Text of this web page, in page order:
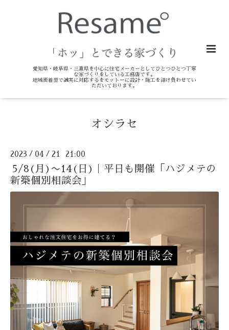
愛知県・岐阜県・三重県を中心に住宅メーカーとしてひとつひとつ丁寧
な家づくりをしている工務店です。
地域密着型で誠実に対応するをモットーに設計・施工を請け負わせてい
ただいております。
オシラセ
2023 / 04 / 21 21:00
5/8(月)〜14(日)｜平日も開催「ハジメテの
新築個別相談会」